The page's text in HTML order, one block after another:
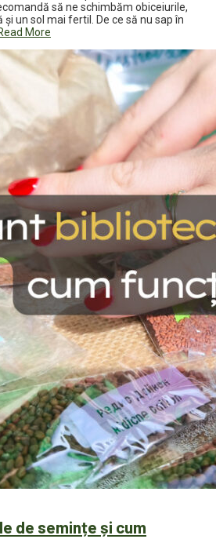
să ne schimbăm obiceiurile,
un sol mai fertil. De ce să nu sap în
More
de semințe și cum